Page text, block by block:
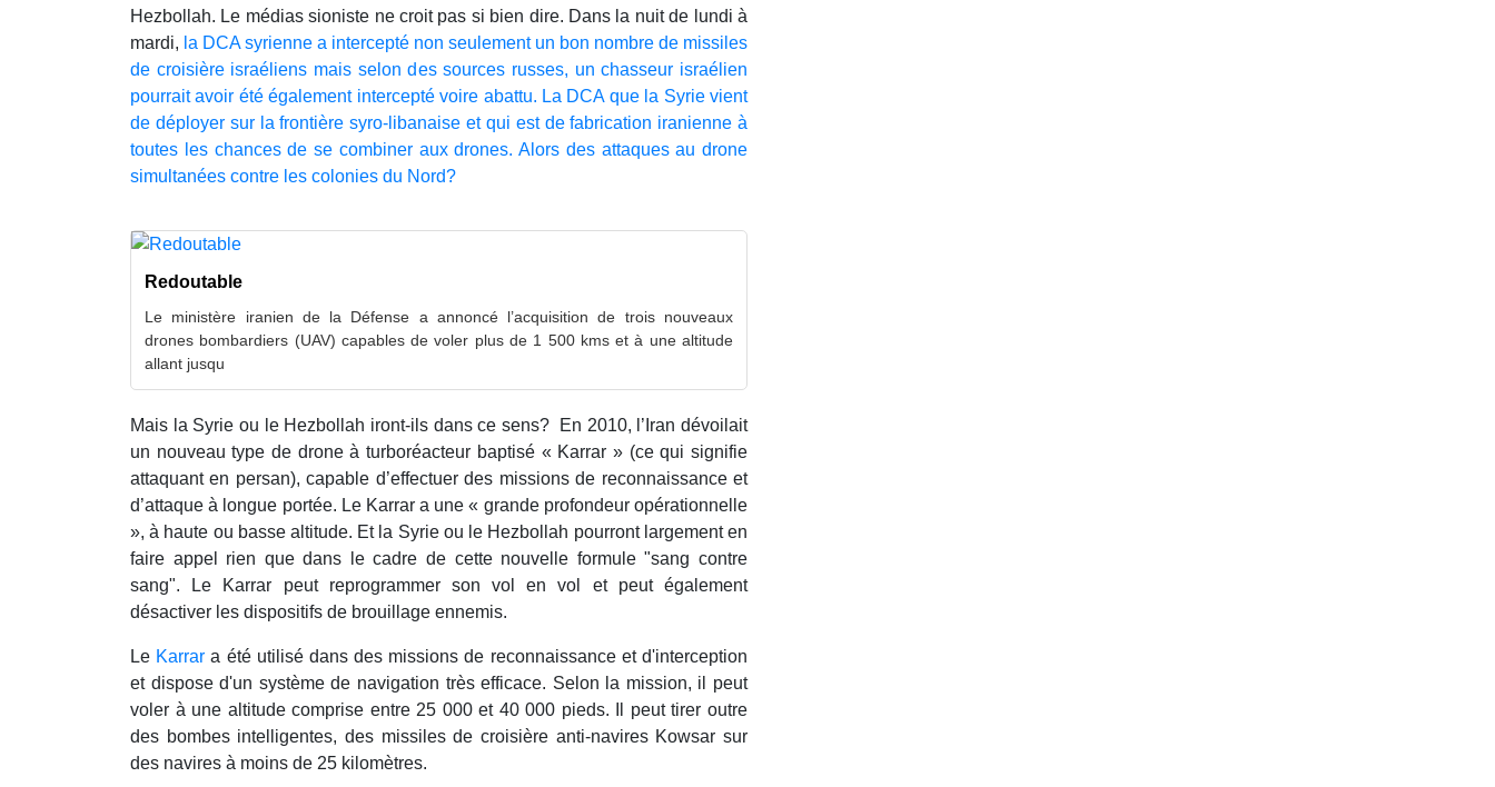
Hezbollah. Le médias sioniste ne croit pas si bien dire. Dans la nuit de lundi à
mardi, la DCA syrienne a intercepté non seulement un bon nombre de missiles
de croisière israéliens mais selon des sources russes, un chasseur israélien
pourrait avoir été également intercepté voire abattu. La DCA que la Syrie vient
de déployer sur la frontière syro-libanaise et qui est de fabrication iranienne à
toutes les chances de se combiner aux drones. Alors des attaques au drone
simultanées contre les colonies du Nord?
Redoutable
Le ministère iranien de la Défense a annoncé l’acquisition de trois nouveaux
drones bombardiers (UAV) capables de voler plus de 1 500 kms et à une altitude
allant jusqu
Mais la Syrie ou le Hezbollah iront-ils dans ce sens? En 2010, l’Iran dévoilait
un nouveau type de drone à turboréacteur baptisé « Karrar » (ce qui signifie
attaquant en persan), capable d’effectuer des missions de reconnaissance et
d’attaque à longue portée. Le Karrar a une « grande profondeur opérationnelle
», à haute ou basse altitude. Et la Syrie ou le Hezbollah pourront largement en
faire appel rien que dans le cadre de cette nouvelle formule "sang contre
sang". Le Karrar peut reprogrammer son vol en vol et peut également
désactiver les dispositifs de brouillage ennemis.
Le Karrar a été utilisé dans des missions de reconnaissance et d'interception
et dispose d'un système de navigation très efficace. Selon la mission, il peut
voler à une altitude comprise entre 25 000 et 40 000 pieds. Il peut tirer outre
des bombes intelligentes, des missiles de croisière anti-navires Kowsar sur
des navires à moins de 25 kilomètres.